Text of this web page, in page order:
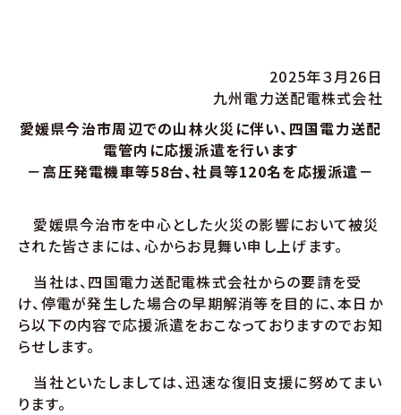
2025年３月26日
九州電力送配電株式会社
愛媛県今治市周辺での山林火災に伴い、四国電力送配
電管内に応援派遣を行います
－高圧発電機車等58台、社員等120名を応援派遣－
愛媛県今治市を中心とした火災の影響において被災
された皆さまには、心からお見舞い申し上げます。
当社は、四国電力送配電株式会社からの要請を受
け、停電が発生した場合の早期解消等を目的に、本日か
ら以下の内容で応援派遣をおこなっておりますのでお知
らせします。
当社といたしましては、迅速な復旧支援に努めてまい
ります。